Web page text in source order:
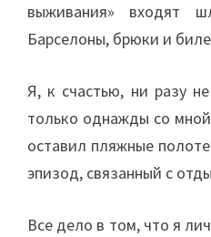
выживания» входят
Барселоны, брюки и
Я, к счастью, ни разу
только однажды со
оставил пляжные
эпизод, связанный с
Все дело в том, что я